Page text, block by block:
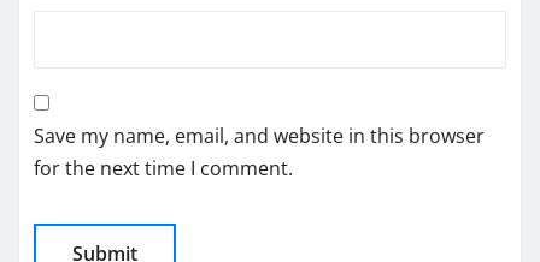
Save my name, email, and website in this browser
for the next time I comment.